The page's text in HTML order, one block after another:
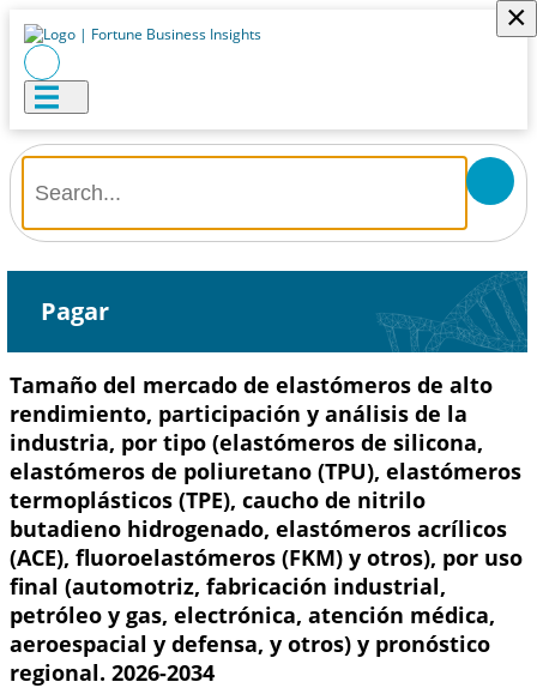
×
Pagar
Tamaño del mercado de elastómeros de alto
rendimiento, participación y análisis de la
industria, por tipo (elastómeros de silicona,
elastómeros de poliuretano (TPU), elastómeros
termoplásticos (TPE), caucho de nitrilo
butadieno hidrogenado, elastómeros acrílicos
(ACE), fluoroelastómeros (FKM) y otros), por uso
final (automotriz, fabricación industrial,
petróleo y gas, electrónica, atención médica,
aeroespacial y defensa, y otros) y pronóstico
regional. 2026-2034